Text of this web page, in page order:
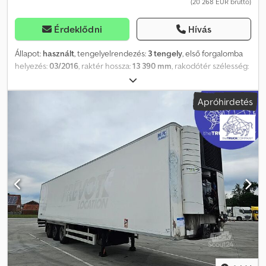
Érdeklődni Hívás
Állapot: használt, tengelyelrendezés: 3 tengely, első forgalomba
helyezés:03/2016 , raktér hossza:13 390 mm , rakodótér szélesség:
2 600 mm
abroncs méret:385/65R22,5, tengelytáv:1 320 mm, Gyártási év:
, Gumiabroncs mérete: 385/65R22,5 Felfüggesztés: Légrugó
Meghajtás: Kerék Üres súly: 8610 kg Megengedett rakomány:
30390 kg Teljes megengedett össztömeg: 39000 kg
Codpfszrumajx Aggerf Felépítmény gyártója: CHEREAU CARRIER
VECTOR 1350 MONO Hűtőmotor: Dízel = További opciók és
tartozékok = - Pótkerék
Apróhirdetés